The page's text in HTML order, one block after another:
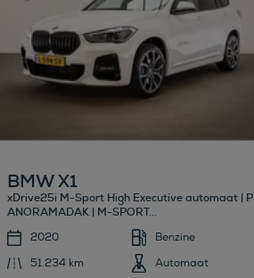
BMW X1
xDrive25i M-Sport High Executive automaat | P
ANORAMADAK | M-SPORT...
2020
Benzine
51.234 km
Automaat